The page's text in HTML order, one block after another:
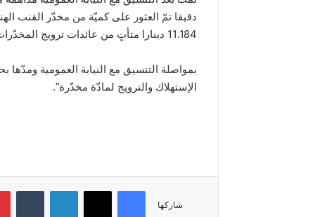
دقيقا تمّ العثور على كميّة من مخدّر القنب
11.184 دينارا متأتٍ من عائدات ترويج المخدّرات.
بمواصلة التنسيق مع النيابة العمومية
الإستهلاك والترويج لمادّة مخدّرة”.
شاركها
فيسبوك لينكدإن